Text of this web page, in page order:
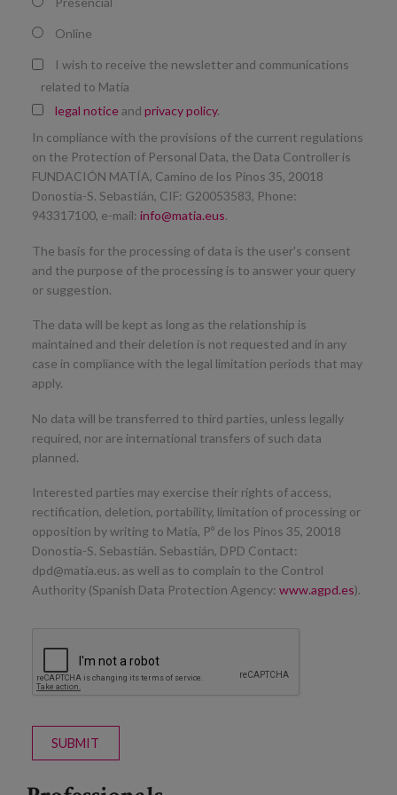
Online
I wish to receive the newsletter and communications
related to Matia
legal noticeand privacy policy.
In compliance with the provisions of the current regulations
on the Protection of Personal Data, the Data Controller is
FUNDACIÓN MATÍA, Camino de los Pinos 35, 20018
Donostia-S. Sebastián, CIF: G20053583, Phone:
943317100, e-mail: info@matia.eus.
The basis for the processing of data is the user's consent
and the purpose of the processing is to answer your query
or suggestion.
The data will be kept as long as the relationship is
maintained and their deletion is not requested and in any
case in compliance with the legal limitation periods that may
apply.
No data will be transferred to third parties, unless legally
required, nor are international transfers of such data
planned.
Interested parties may exercise their rights of access,
rectification, deletion, portability, limitation of processing or
opposition by writing to Matia, Pº de los Pinos 35, 20018
Donostia-S. Sebastián. Sebastián, DPD Contact:
dpd@matia.eus. as well as to complain to the Control
Authority (Spanish Data Protection Agency: www.agpd.es).
SUBMIT